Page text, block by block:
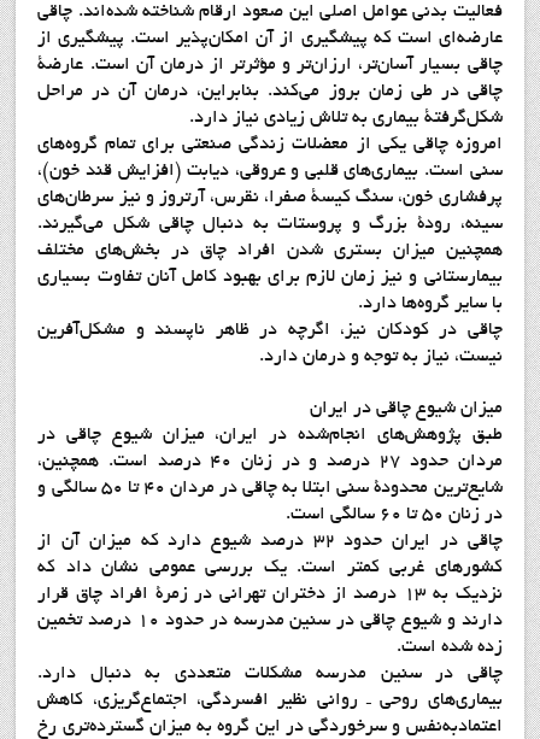
فعاليت بدني عوامل اصلي اين صعود ارقام شناخته شده‌اند. چاقي
عارضه‌اي است كه پيشگيري از آن امكان‌پذير است. پيشگيري از
چاقي بسيار آسان‌تر، ارزان‌تر و مؤثرتر از درمان آن است. عارضة
چاقي در طي زمان بروز مي‌كند. بنابراين، درمان آن در مراحل
شكل‌گرفتة بيماري به تلاش زيادي نياز دارد.
امروزه چاقي يكي از معضلات زندگي صنعتي براي تمام گروه‌هاي
سني است. بيماري‌هاي قلبي و عروقي، ديابت (افزايش قند خون)،
پرفشاري خون، سنگ كيسة صفرا، نقرس، آرتروز و نيز سرطان‌هاي
سينه، رودة بزرگ و پروستات به دنبال چاقي شكل مي‌گيرند.
همچنين ميزان بستري شدن افراد چاق در بخش‌هاي مختلف
بيمارستاني و نيز زمان لازم براي بهبود كامل آنان تفاوت بسياري
با ساير گروه‌ها دارد.
چاقي در كودكان نيز، اگرچه در ظاهر ناپسند و مشكل‌آفرين
نيست، نياز به توجه و درمان دارد.
میزان شیوع چاقی در ایران
طبق پژوهش‌هاي انجام‌شده در ايران، ميزان شيوع چاقي در
مردان حدود 27 درصد و در زنان 40 درصد است. همچنين،
شايع‌ترين محدودة سني ابتلا به چاقي در مردان 40 تا 50 سالگي و
در زنان 50 تا 60 سالگي است.
چاقي در ايران حدود 32 درصد شيوع دارد كه ميزان آن از
كشورهاي غربي كمتر است. يك بررسي عمومي نشان داد كه
نزديك به 13 درصد از دختران تهراني در زمرة افراد چاق قرار
دارند و شيوع چاقي در سنين مدرسه در حدود 10 درصد تخمين
زده شده است.
چاقي در سنين مدرسه مشكلات متعددي به دنبال دارد.
بيماري‌هاي روحي ـ رواني نظير افسردگي، اجتماع‌گريزي، كاهش
اعتمادبه‌نفس و سرخوردگي در اين گروه به ميزان گسترده‌تري رخ